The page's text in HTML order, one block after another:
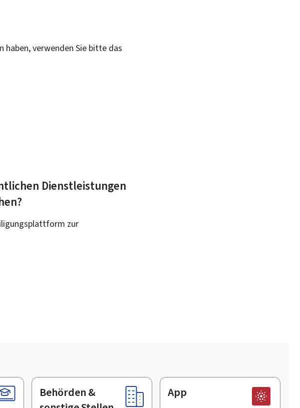
haben, verwenden Sie bitte das
Dienstleistungen
zur
Behörden &
App